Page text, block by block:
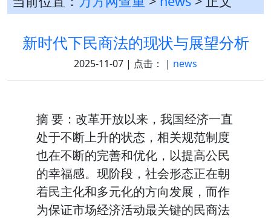
新时代下民商法的现状与展望分析
2025-11-07 | 点击： | news
摘 要：改革开放以来，我国经济一直
处于不断上升的状态，相关规范制度
也在不断的完善和优化，以提高公民
的幸福感。现阶段，社会形态正在朝
着民主化和多元化的方向发展，而作
为保证市场经济活动最关键的民商法